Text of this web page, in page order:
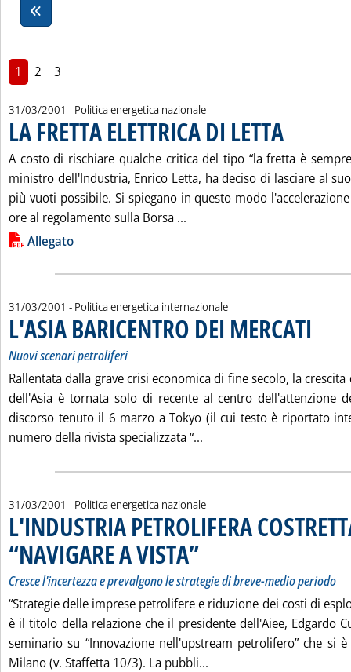
1 2 3
31/03/2001 - Politica energetica nazionale
LA FRETTA ELETTRICA DI LETTA
A costo di rischiare qualche critica del tipo “la fretta è
ministro dell'Industria, Enrico Letta, ha deciso di lasciare al
più vuoti possibile. Si spiegano in questo modo
ore al regolamento sulla Borsa ...
Lista allegati PDF alla notizia
Allegato
31/03/2001 - Politica energetica internazionale
L'ASIA BARICENTRO DEI MERCATI
Nuovi scenari petroliferi
Rallentata dalla grave crisi economica di fine secolo, la
dell'Asia è tornata solo di recente al centro dell'attenzione
discorso tenuto il 6 marzo a Tokyo (il cui testo è riportato
numero della rivista specializzata “...
31/03/2001 - Politica energetica nazionale
L'INDUSTRIA PETROLIFERA
“NAVIGARE A VISTA”. Sottotitolo: Cresce l'incertezza e
. Pubblicata sabato 31 marzo 2001 alle
Cresce l'incertezza e prevalgono le strategie di breve-medio periodo
“Strategie delle imprese petrolifere e riduzione dei costi di
è il titolo della relazione che il presidente dell'Aiee, Edgardo
seminario su “Innovazione nell'upstream petrolifero” che si
Milano (v. Staffetta 10/3). La pubbli...